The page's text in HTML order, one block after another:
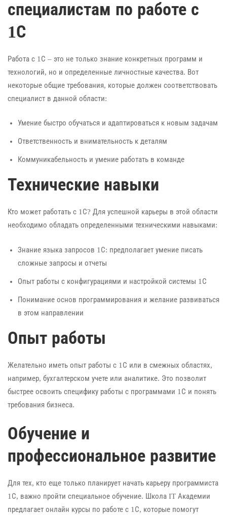
специалистам по работе с
1С
Работа с 1С – это не только знание конкретных программ и
технологий, но и определенные личностные качества. Вот
некоторые общие требования, которые должен соответствовать
специалист в данной области:
Умение быстро обучаться и адаптироваться к новым задачам
Ответственность и внимательность к деталям
Коммуникабельность и умение работать в команде
Технические навыки
Кто может работать с 1С? Для успешной карьеры в этой области
необходимо обладать определенными техническими навыками:
Знание языка запросов 1С: предполагает умение писать
сложные запросы и отчеты
Опыт работы с конфигурациями и настройкой системы 1С
Понимание основ программирования и желание развиваться
в этом направлении
Опыт работы
Желательно иметь опыт работы с 1С или в смежных областях,
например, бухгалтерском учете или аналитике. Это позволит
быстрее освоить специфику работы с программами 1С и понять
требования бизнеса.
Обучение и
профессиональное развитие
Для тех, кто еще только планирует начать карьеру программиста
1С, важно пройти специальное обучение. Школа IT Академии
предлагает онлайн курсы по работе с 1С, которые помогут